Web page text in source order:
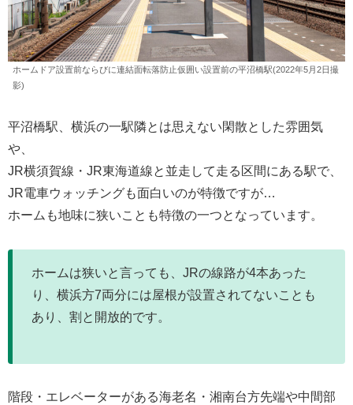
ホームドア設置前ならびに連結面転落防止仮囲い設置前の平沼橋駅(2022年5月2日撮
影)
平沼橋駅、横浜の一駅隣とは思えない閑散とした雰囲気
や、
JR横須賀線・JR東海道線と並走して走る区間にある駅で、
JR電車ウォッチングも面白いのが特徴ですが…
ホームも地味に狭いことも特徴の一つとなっています。
ホームは狭いと言っても、JRの線路が4本あった
り、横浜方7両分には屋根が設置されてないことも
あり、割と開放的です。
階段・エレベーターがある海老名・湘南台方先端や中間部